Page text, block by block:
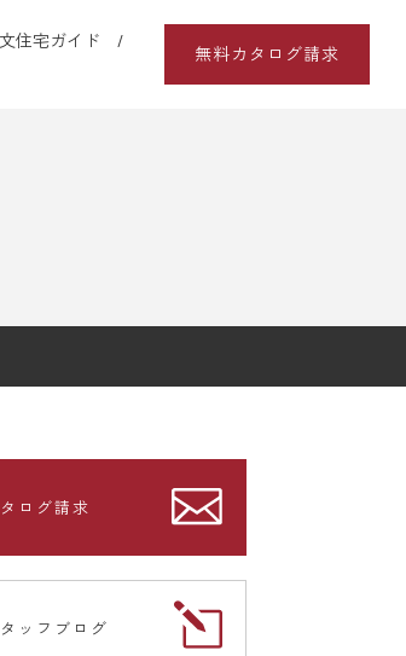
住宅ガイド
無料カタログ請求
ログ請求
ッフブログ